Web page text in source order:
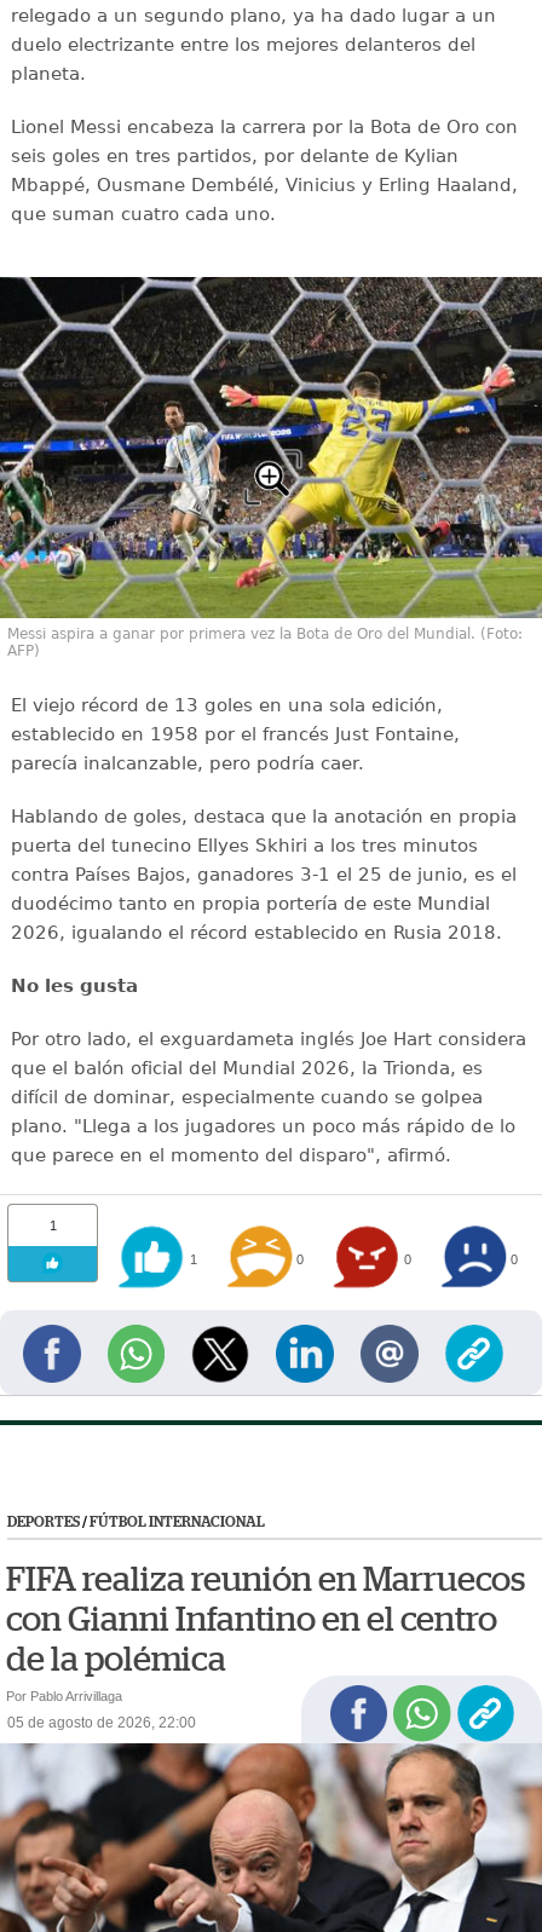
relegado a un segundo plano, ya ha dado lugar a un
duelo electrizante entre los mejores delanteros del
planeta.
Lionel Messi encabeza la carrera por la Bota de Oro con
seis goles en tres partidos, por delante de Kylian
Mbappé, Ousmane Dembélé, Vinicius y Erling Haaland,
que suman cuatro cada uno.
Messi aspira a ganar por primera vez la Bota de Oro del Mundial. (Foto:
AFP)
El viejo récord de 13 goles en una sola edición,
establecido en 1958 por el francés Just Fontaine,
parecía inalcanzable, pero podría caer.
Hablando de goles, destaca que la anotación en propia
puerta del tunecino Ellyes Skhiri a los tres minutos
contra Países Bajos, ganadores 3-1 el 25 de junio, es el
duodécimo tanto en propia portería de este Mundial
2026, igualando el récord establecido en Rusia 2018.
No les gusta
Por otro lado, el exguardameta inglés Joe Hart considera
que el balón oficial del Mundial 2026, la Trionda, es
difícil de dominar, especialmente cuando se golpea
plano. "Llega a los jugadores un poco más rápido de lo
que parece en el momento del disparo", afirmó.
1
1 0 0 0
DEPORTES/FÚTBOL INTERNACIONAL
FIFA realiza reunión en Marruecos
con Gianni Infantino en el centro
de la polémica
Por Pablo Arrivillaga
05 de agosto de 2026, 22:00